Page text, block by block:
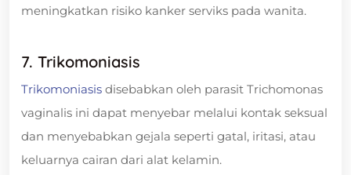
meningkatkan risiko kanker serviks pada wanita.
7. Trikomoniasis
Trikomoniasis disebabkan oleh parasit Trichomonas
vaginalis ini dapat menyebar melalui kontak seksual
dan menyebabkan gejala seperti gatal, iritasi, atau
keluarnya cairan dari alat kelamin.